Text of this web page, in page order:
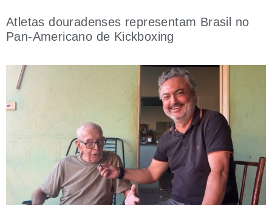
Atletas douradenses representam Brasil no
Pan-Americano de Kickboxing